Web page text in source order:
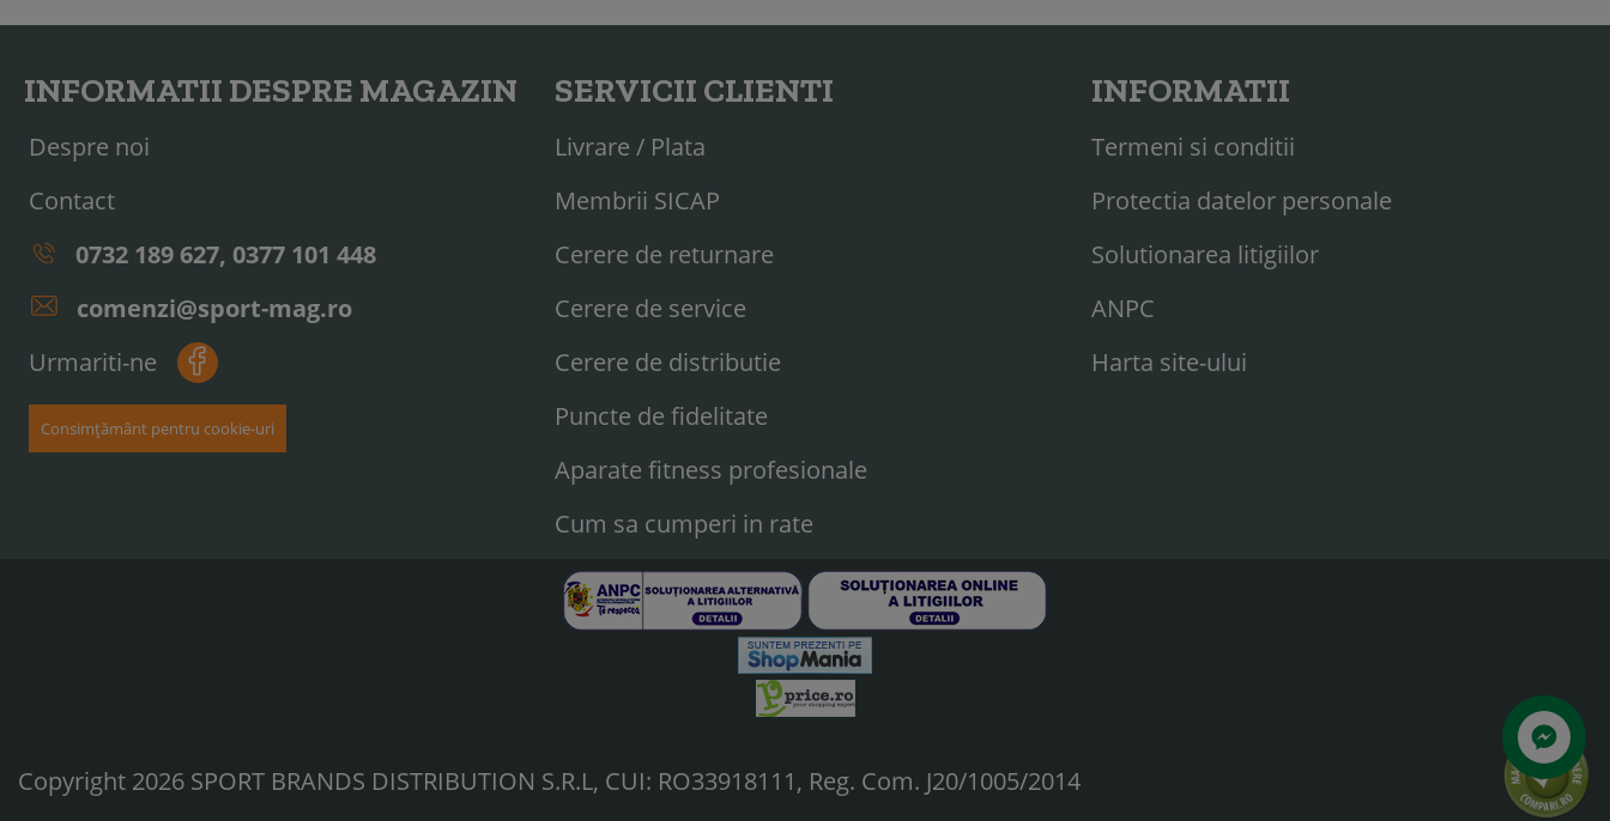
INFORMATII DESPRE MAGAZIN
Despre noi
Contact
0732 189 627, 0377 101 448
comenzi@sport-mag.ro
Urmariti-ne
Consimțământ pentru cookie-uri
SERVICII CLIENTI
Livrare / Plata
Membrii SICAP
Cerere de returnare
Cerere de service
Cerere de distributie
Puncte de fidelitate
Aparate fitness profesionale
Cum sa cumperi in rate
INFORMATII
Termeni si conditii
Protectia datelor personale
Solutionarea litigiilor
ANPC
Harta site-ului
Scrie-ne
Copyright 2026 SPORT BRANDS DISTRIBUTION S.R.L, CUI: RO33918111, Reg. Com. J20/1005/2014